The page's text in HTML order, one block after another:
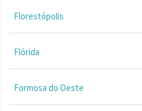
Florestópolis
Flórida
Formosa do Oeste